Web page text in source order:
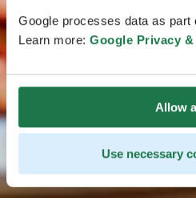
Google processes data as
Learn more: Google Privacy &
Allow
Use necessary